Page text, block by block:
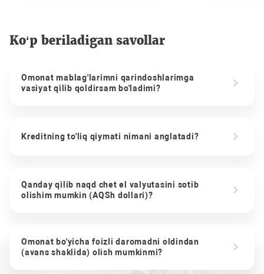
Ko‘p beriladigan savollar
Omonat mablag'larimni qarindoshlarimga
vasiyat qilib qoldirsam bo'ladimi?
Kreditning to'liq qiymati nimani anglatadi?
Qanday qilib naqd chet el valyutasini sotib
olishim mumkin (AQSh dollari)?
Omonat bo'yicha foizli daromadni oldindan
(avans shaklida) olish mumkinmi?